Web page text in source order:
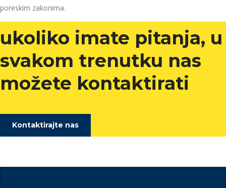
poreskim zakonima.
ukoliko imate pitanja, u
svakom trenutku nas
možete kontaktirati
Kontaktirajte nas